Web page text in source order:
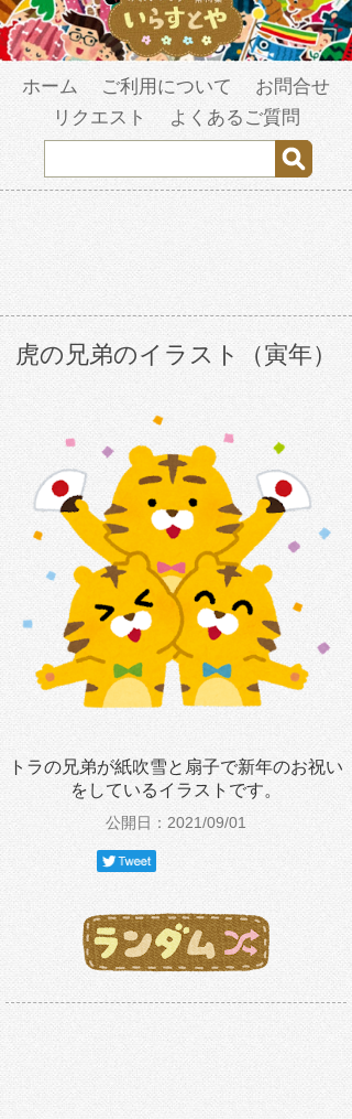
ホーム ご利用について
お問合せ
リクエスト
よくあるご質問
虎の兄弟のイラスト（寅年）
トラの兄弟が紙吹雪と扇子で新年のお祝い
をしているイラストです。
公開日：2021/09/01